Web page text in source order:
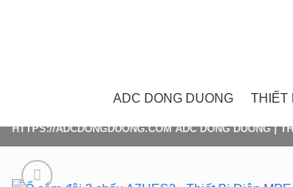
ADC DONG DUONG THIẾT
HTTPS://ADCDONGDUONG.COM ADC DONG DUONG|